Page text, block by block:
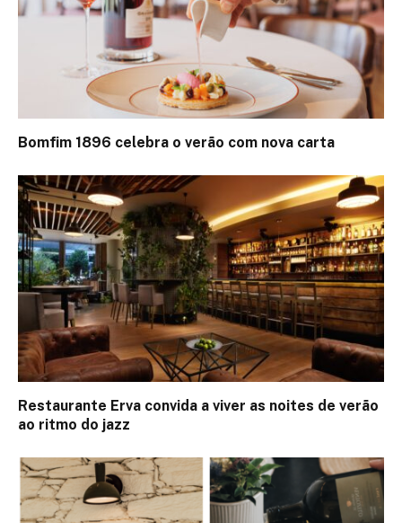
Bomfim 1896 celebra o verão com nova carta
Restaurante Erva convida a viver as noites de verão
ao ritmo do jazz